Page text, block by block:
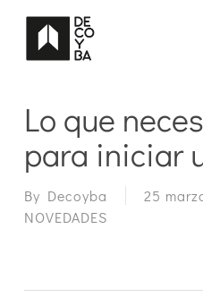
Lo que
para iniciar
By Decoyba 25
NOVEDADES